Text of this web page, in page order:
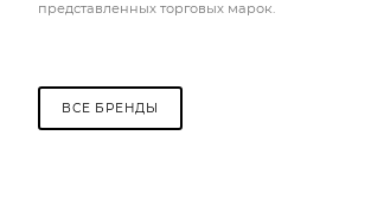
представленных торговых марок.
ВСЕ БРЕНДЫ